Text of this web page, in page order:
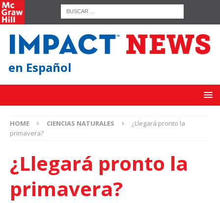
en Español
HOME CIENCIAS NATURALES
¿Llegará pronto la
primavera?
¿Llegará pronto la
primavera?